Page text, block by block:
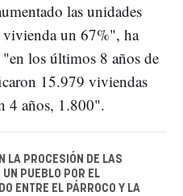
las unidades
vivienda un 67%", ha
los últimos 8 años de
15.979 viviendas
4 años, 1.800".
LA PROCESIÓN DE LAS
UN PUEBLO POR EL
ENTRE EL PÁRROCO Y LA